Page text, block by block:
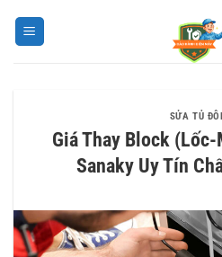
SỬA TỦ
Giá Thay Block
Sanaky Uy Tín